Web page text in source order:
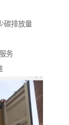
碳排放量
务